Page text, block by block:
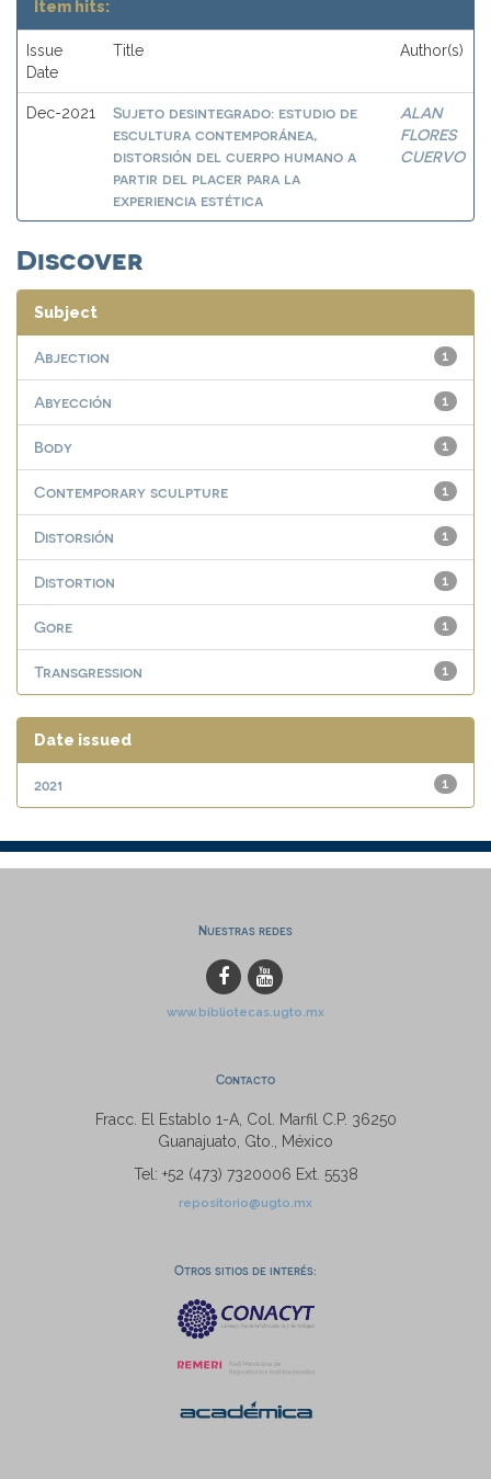
Item hits:
Issue
Date
Title Author(s)
Dec-2021
Sujeto desintegrado: estudio de
escultura contemporánea,
distorsión del cuerpo humano a
partir del placer para la
experiencia estética
ALAN
FLORES
CUERVO
Discover
Subject
1
Abjection
1
Abyección
1
Body
1
Contemporary sculpture
1
Distorsión
1
Distortion
1
Gore
1
Transgression
Date issued
1
2021
Nuestras redes
www.bibliotecas.ugto.mx
Contacto
Fracc. El Establo 1-A, Col. Marfil C.P. 36250
Guanajuato, Gto., México
Tel: +52 (473) 7320006 Ext. 5538
repositorio@ugto.mx
Otros sitios de interés: